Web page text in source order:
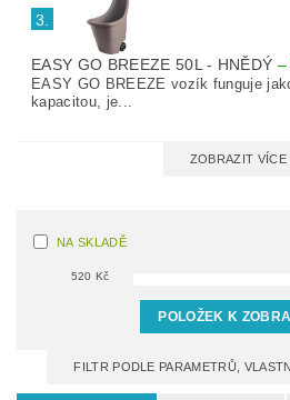
3.
EASY GO BREEZE 50L - HNĚDÝ
EASY GO BREEZE vozík funguje
kapacitou, je...
ZOBRAZIT VÍCE
NA SKLADĚ
520 Kč
POLOŽEK K
FILTR PODLE PARAMETRŮ,